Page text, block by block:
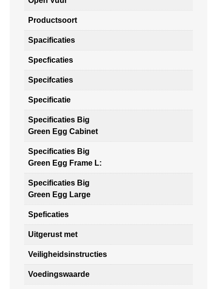
Productsoort
Spacificaties
Specficaties
Specifcaties
Specificatie
Specificaties Big
Green Egg Cabinet
Specificaties Big
Green Egg Frame L:
Specificaties Big
Green Egg Large
Speficaties
Uitgerust met
Veiligheidsinstructies
Voedingswaarde